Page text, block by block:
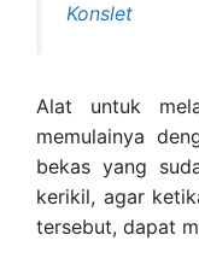
Konslet
Alat untuk
memulainya
bekas yang
kerikil, agar
tersebut, dapat